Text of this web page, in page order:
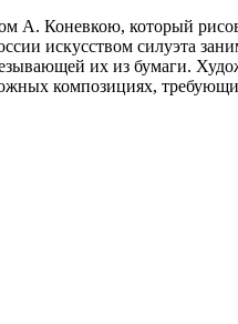
А. Коневкою, который
искусством силуэта
их из бумаги.
композициях,